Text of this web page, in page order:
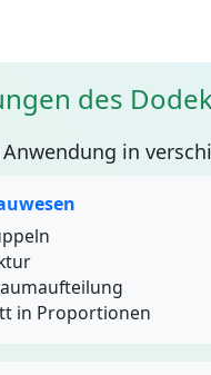
des
in
in Proportionen